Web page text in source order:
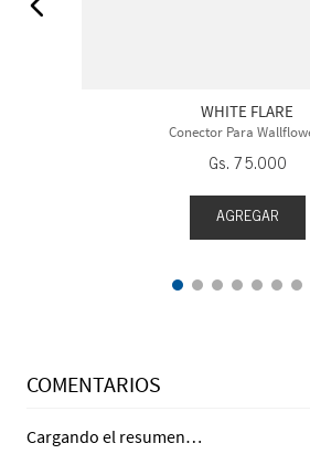
WHITE FLARE
Conector Para
Gs. 75.000
AGREGAR
COMENTARIOS
Cargando el resumen…